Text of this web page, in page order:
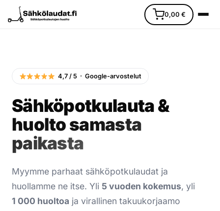
0,00 €
Etusivu
Ajoneuvot
Lisävarusteet
Huoltopalvelu
4,7 / 5 · Google-arvostelut
Sähköpotkulauta &
huolto samasta
paikasta
Myymme parhaat sähköpotkulaudat ja
huollamme ne itse. Yli 5 vuoden kokemus, yli
1 000 huoltoa ja virallinen takuukorjaamo